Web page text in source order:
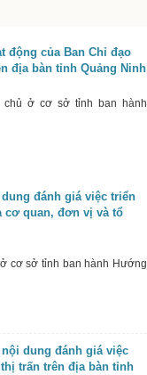
động của Ban Chỉ đạo
địa bàn tỉnh Quảng Ninh
chủ ở cơ sở tỉnh ban hành
đánh giá việc triển
cơ quan, đơn vị và tổ
cơ sở tỉnh ban hành Hướng
dung đánh giá việc
trấn trên địa bàn tỉnh